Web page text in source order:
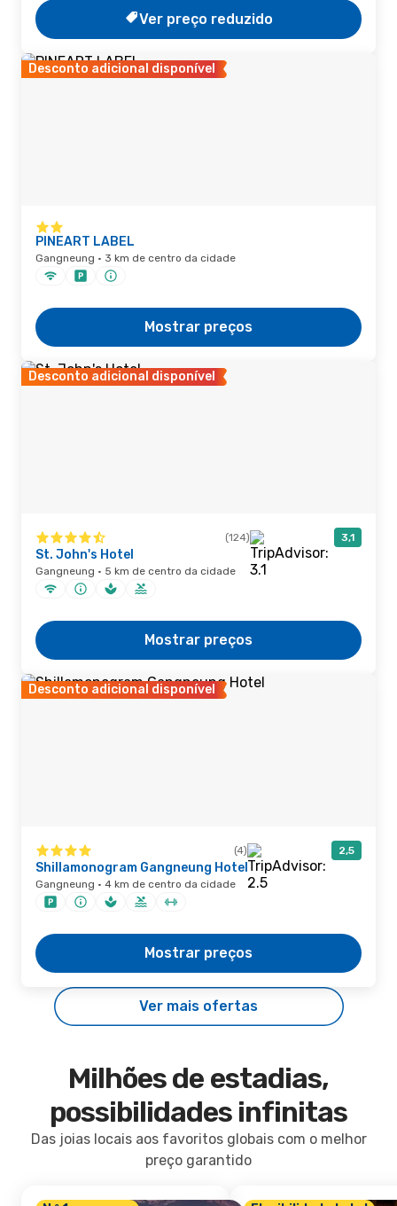
Ver preço reduzido
Desconto adicional disponível
PINEART LABEL
Gangneung · 3 km de centro da cidade
Mostrar preços
Desconto adicional disponível
(124) 3,1
St. John's Hotel
Gangneung · 5 km de centro da cidade
Mostrar preços
Desconto adicional disponível
(4) 2,5
Shillamonogram Gangneung Hotel
Gangneung · 4 km de centro da cidade
Mostrar preços
Ver mais ofertas
Milhões de estadias,
possibilidades infinitas
Das joias locais aos favoritos globais com o melhor
preço garantido